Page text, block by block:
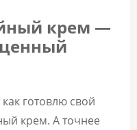
крем —
готовлю свой
крем. А точнее